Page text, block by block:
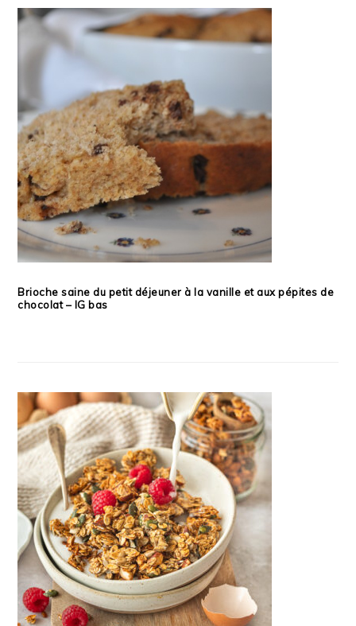
Brioche saine du petit déjeuner à la vanille et aux pépites de
chocolat – IG bas